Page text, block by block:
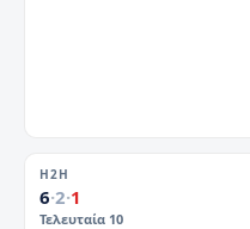
H2H
6·2·1
Τελευταία 10